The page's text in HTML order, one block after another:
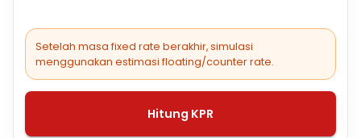
Setelah masa fixed rate berakhir, simulasi
menggunakan estimasi floating/counter rate.
Hitung KPR